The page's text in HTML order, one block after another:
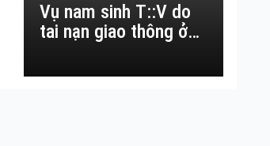
Vụ nam sinh T::V do
tai nạn giao thông ở